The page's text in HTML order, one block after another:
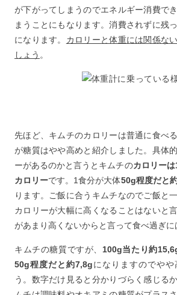
が下がってしまうのでエネルギー消費で
まうことにもなります。消費されずに残
になります。 カロリーと体重には関係な
しょう 。
先ほど、キムチのカロリーは普通に食べ
が糖質はやや高めと紹介しました。具体
ーがあるのかと言うとキムチのカロリー
カロリーです。1食分が大体50g程度だと
ります。ご飯に合うキムチなのでご飯と
カロリーが大幅に高くなることはないと
があまり高くないからと言って食べ過ぎに
キムチの糖質ですが、 100g当たり約
50g程度だと約7,8gになりますのでや
う。数字だけ見ると分かりづらく感じる